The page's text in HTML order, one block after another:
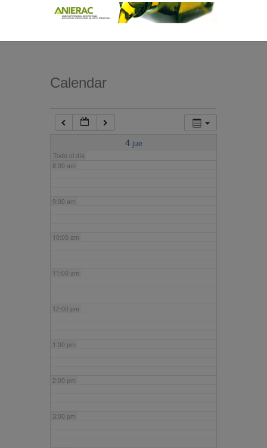
Calendar
4 jue
Todo el día
7:00 am
8:00 am
9:00 am
10:00 am
11:00 am
12:00 pm
1:00 pm
2:00 pm
3:00 pm